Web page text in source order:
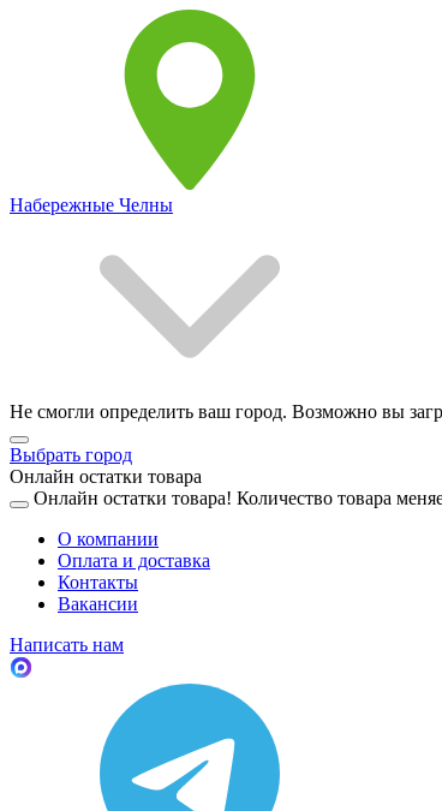
Набережные Челны
Не смогли определить ваш город. Возможно вы
Выбрать город
Онлайн остатки товара
Онлайн остатки товара! Количество товара
О компании
Оплата и доставка
Контакты
Вакансии
Написать нам